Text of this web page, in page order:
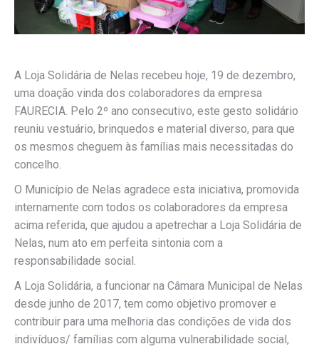
A Loja Solidária de Nelas recebeu hoje, 19 de dezembro,
uma doação vinda dos colaboradores da empresa
FAURECIA. Pelo 2º ano consecutivo, este gesto solidário
reuniu vestuário, brinquedos e material diverso, para que
os mesmos cheguem às famílias mais necessitadas do
concelho.
O Município de Nelas agradece esta iniciativa, promovida
internamente com todos os colaboradores da empresa
acima referida, que ajudou a apetrechar a Loja Solidária de
Nelas, num ato em perfeita sintonia com a
responsabilidade social.
A Loja Solidária, a funcionar na Câmara Municipal de Nelas
desde junho de 2017, tem como objetivo promover e
contribuir para uma melhoria das condições de vida dos
indivíduos/ famílias com alguma vulnerabilidade social,